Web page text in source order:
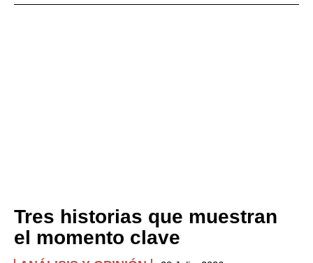
Tres historias que muestran
el momento clave